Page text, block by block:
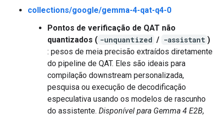
collections/google/gemma-4-qat-q4-0
Pontos de verificação de QAT não
quantizados ( -unquantized / -assistant )
: pesos de meia precisão extraídos diretamente
do pipeline de QAT. Eles são ideais para
compilação downstream personalizada,
pesquisa ou execução de decodificação
especulativa usando os modelos de rascunho
do assistente. Disponível para Gemma 4 E2B,